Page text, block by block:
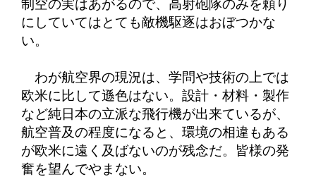
制空の実はあがるので、高射砲隊のみを頼り
にしていてはとても敵機駆逐はおぼつかな
い。
わが航空界の現況は、学問や技術の上では
欧米に比して遜色はない。設計・材料・製作
など純日本の立派な飛行機が出来ているが、
航空普及の程度になると、環境の相違もある
が欧米に遠く及ばないのが残念だ。皆様の発
奮を望んでやまない。